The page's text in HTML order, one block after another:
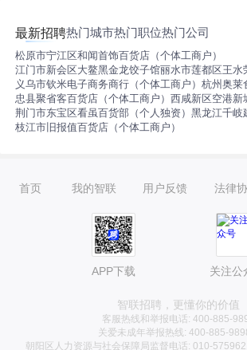
最新招聘热门城市热门职位热门公司
松原市宁江区和闻首饰百货店（个体工商户）
江门市新会区大鳌黑金龙饺子馆丽水市莲都区王水
义乌市钦米电子商务商行（个体工商户）杭州奥莱
忠县聚省客百货店（个体工商户）西咸新区空港新
荆门市东宝区看虽百货部（个人独资）黑龙江千岐
枝江市旧报值百货店（个体工商户）
首页 我的智联 用户反馈 法律
APP下载 关注公
智联招聘，更懂你的价值
客服热线和举报电话: 400-885-
关爱未成年举报热线: 400-885-
朝阳区人力资源与社会保障局监督电话: 010-